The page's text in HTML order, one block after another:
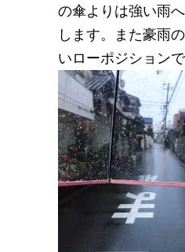
の傘よりは強い雨
します。また豪雨
いローポジション